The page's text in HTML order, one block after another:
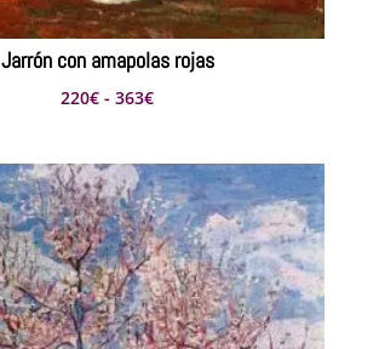
Jarrón con amapolas rojas
220€ - 363€Rango
precios:
desde
220€
hasta
363€